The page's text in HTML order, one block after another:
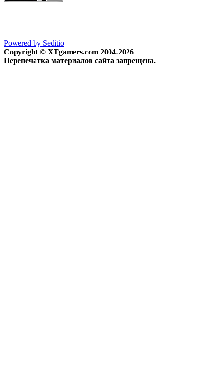
Powered by Seditio
Copyright © XTgamers.com 2004-2026
Перепечатка материалов сайта запрещена.